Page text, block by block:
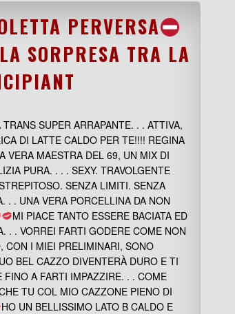
PERVERSA
SORPRESA TRA LA
SUPER ARRAPANTE. . . ATTIVA,
DI LATTE CALDO PER TE!!!! REGINA
VERA MAESTRA DEL 69, UN MIX DI
PURA. . . . SEXY. TRAVOLGENTE
SENZA LIMITI. SENZA
. . UNA VERA PORCELLINA DA NON
MI PIACE TANTO ESSERE BACIATA ED
. . VORREI FARTI GODERE COME NON
CON I MIEI PRELIMINARI, SONO
BEL CAZZO DIVENTERÀ DURO E TI
FINO A FARTI IMPAZZIRE. . . COME
TU COL MIO CAZZONE PIENO DI
HO UN BELLISSIMO LATO B CALDO E